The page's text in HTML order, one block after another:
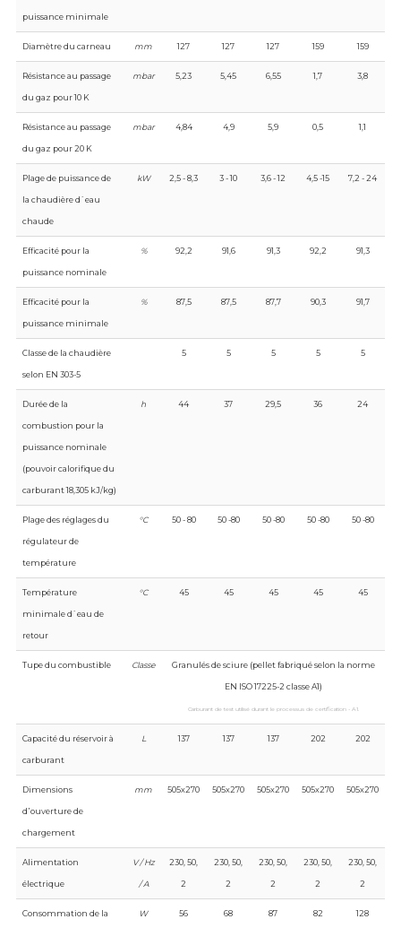
puissance minimale
Diamètre du carneau mm 127 127 127 159 159
Résistance au passage
du gaz pour 10 K
mbar 5,23 5,45 6,55 1,7 3,8
Résistance au passage
du gaz pour 20 K
mbar 4,84 4,9 5,9 0,5 1,1
Plage de puissance de
la chaudière d`eau
chaude
kW 2,5 - 8,3 3 - 10 3,6 - 12 4,5 -15 7,2 - 24
Efficacité pour la
puissance nominale
% 92,2 91,6 91,3 92,2 91,3
Efficacité pour la
puissance minimale
% 87,5 87,5 87,7 90,3 91,7
Classe de la chaudière
selon EN 303-5
5 5 5 5 5
Durée de la
combustion pour la
puissance nominale
(pouvoir calorifique du
carburant 18,305 kJ/kg)
h 44 37 29,5 36 24
Plage des réglages du
régulateur de
température
°C 50 - 80 50 -80 50 -80 50 -80 50 -80
Température
minimale d`eau de
retour
°C 45 45 45 45 45
Tupe du combustible Classe Granulés de sciure (pellet fabriqué selon la norme
EN ISO 17225-2 classe A1)
Carburant de test utilisé durant le processus de certification - A1.
Capacité du réservoir à
carburant
L 137 137 137 202 202
Dimensions
d᾿ouverture de
chargement
mm 505x270 505x270 505x270 505x270 505x270
Alimentation
électrique
V / Hz
/ A
230, 50,
2
230, 50,
2
230, 50,
2
230, 50,
2
230, 50,
2
Consommation de la W 56 68 87 82 128